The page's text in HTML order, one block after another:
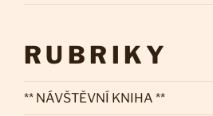
RUBRIKY
** NÁVŠTĚVNÍ KNIHA **